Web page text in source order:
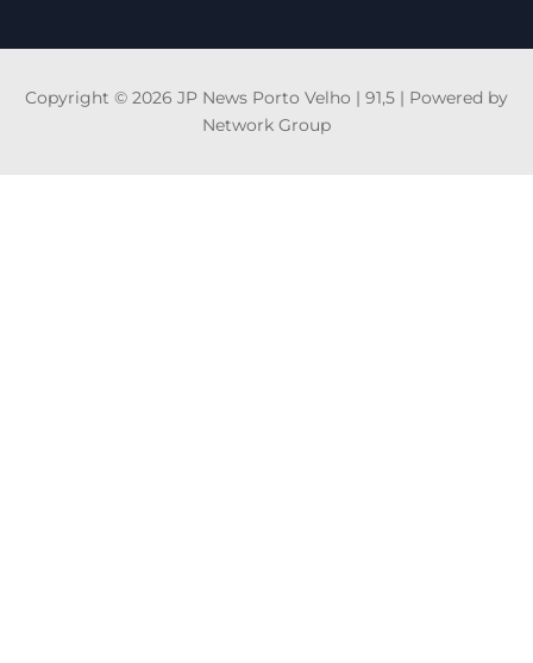
Copyright © 2026 JP News Porto Velho | 91,5 | Powered by
Network Group